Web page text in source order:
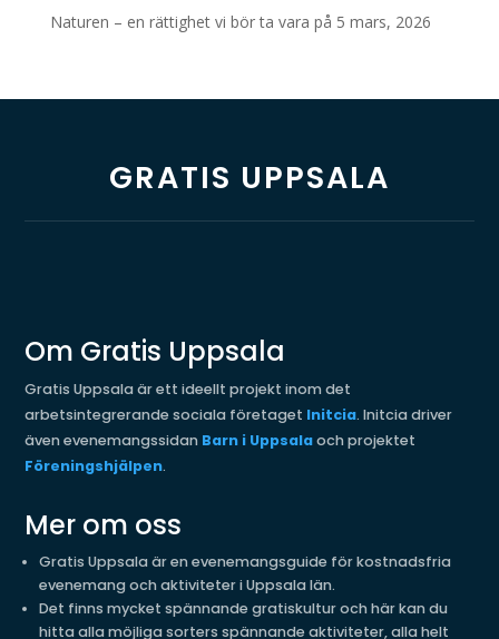
Naturen – en rättighet vi bör ta vara på 5 mars, 2026
GRATIS UPPSALA
Om Gratis Uppsala
Gratis Uppsala är ett ideellt projekt inom det
arbetsintegrerande sociala företaget Initcia. Initcia driver
även evenemangssidan Barn i Uppsalaoch projektet
Föreningshjälpen.
Mer om oss
Gratis Uppsala är en evenemangsguide för kostnadsfria
evenemang och aktiviteter i Uppsala län.
Det finns mycket spännande gratiskultur och här kan du
hitta alla möjliga sorters spännande aktiviteter, alla helt